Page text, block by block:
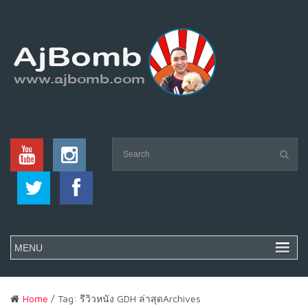
Home / Tag: รีวิวหนัง GDH ล่าสุดArchives